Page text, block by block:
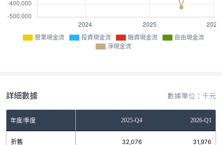
營業現金流 投資現金流 融資現金流
自由現金流
淨現金流
詳細數據 數據單位：千元
年度/季度 2025-Q4 2026-Q1
折舊 32,076 31,976